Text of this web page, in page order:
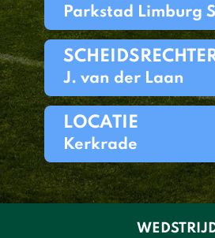
Parkstad Limburg
J. van der Laan
LOCATIE
Kerkrade